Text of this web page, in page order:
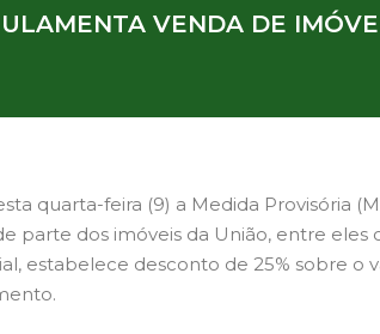
VENDA DE
quarta-feira (9) a Medida Provisória
parte dos imóveis da União, entre eles
estabelece desconto de 25% sobre